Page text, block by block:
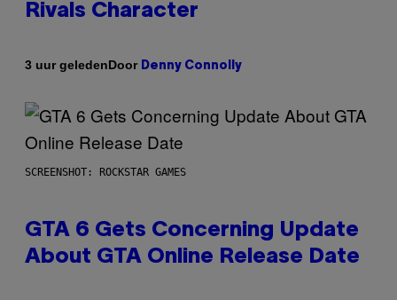
Rivals Character
3 uur geledenDoor Denny Connolly
SCREENSHOT: ROCKSTAR GAMES
GTA 6 Gets Concerning Update
About GTA Online Release Date